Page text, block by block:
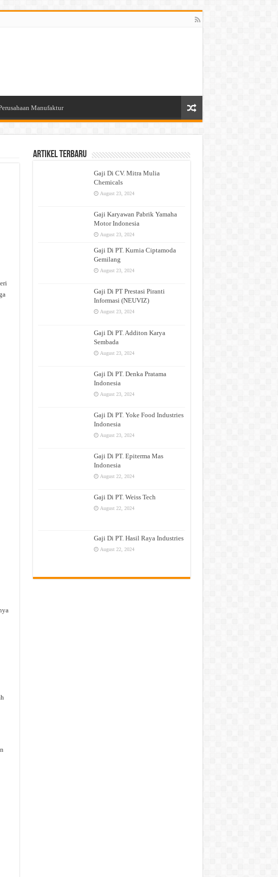
Manufaktur
Artikel Terbaru
Gaji Di CV. Mitra Mulia
Chemicals
August 23, 2024
Gaji Karyawan Pabrik Yamaha
Motor Indonesia
August 23, 2024
Gaji Di PT. Kurnia Ciptamoda
Gemilang
August 23, 2024
Gaji Di PT Prestasi Piranti
Informasi (NEUVIZ)
August 23, 2024
Gaji Di PT. Additon Karya
Sembada
August 23, 2024
Gaji Di PT. Denka Pratama
Indonesia
August 23, 2024
Gaji Di PT. Yoke Food Industries
Indonesia
August 23, 2024
Gaji Di PT. Epiterma Mas
Indonesia
August 22, 2024
Gaji Di PT. Weiss Tech
August 22, 2024
Gaji Di PT. Hasil Raya Industries
August 22, 2024